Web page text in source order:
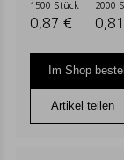
1500 Stück
0,87 €
2000
Im Shop
Artikel teilen